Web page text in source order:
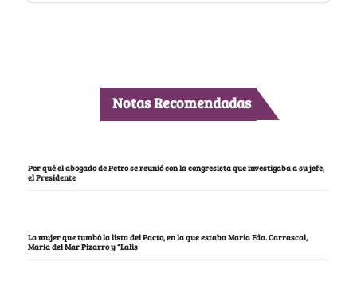
Notas Recomendadas
Por qué el abogado de Petro se reunió con la congresista que investigaba a su jefe,
el Presidente
La mujer que tumbó la lista del Pacto, en la que estaba María Fda. Carrascal,
María del Mar Pizarro y “Lalis